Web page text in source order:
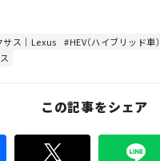
サス｜Lexus HEV（ハイブリッド車）
この記事をシェア